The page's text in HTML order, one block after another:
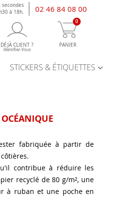
secondes
à 18h.
02 46 84 08 00
DÉJÀ CLIENT ?
Identifiez-Vous
0
PANIER
STICKERS & ÉTIQUETTES
fabriquée à partir de
contribue à réduire les
recyclé de 80 g/m², une
à ruban et une poche en